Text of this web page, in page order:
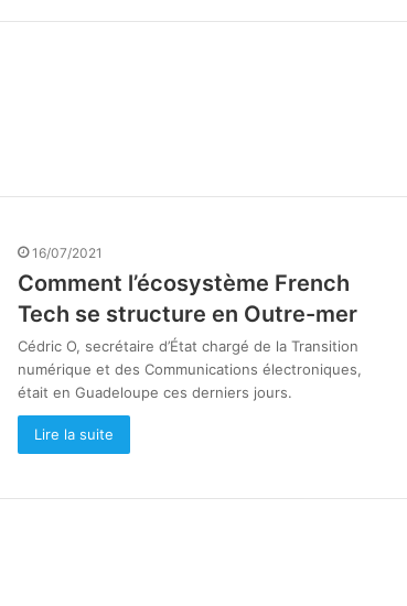
16/07/2021
Comment l’écosystème French
Tech se structure en Outre-mer
Cédric O, secrétaire d’État chargé de la Transition
numérique et des Communications électroniques,
était en Guadeloupe ces derniers jours.
Lire la suite